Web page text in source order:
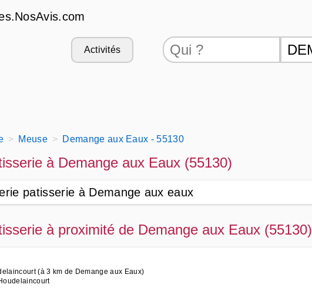
Activités
Meuse Demange aux Eaux - 55130
à Demange aux Eaux (55130)
patisserie à Demange aux eaux
à proximité de Demange aux Eaux (55130)
(à 3 km de Demange aux Eaux)